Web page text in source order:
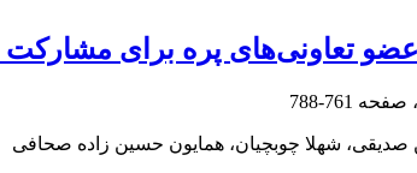
تعاونی‌‌های پره برای
761-788
صدیقی، شهلا چوبچیان، همایون حسین زاده صحافی